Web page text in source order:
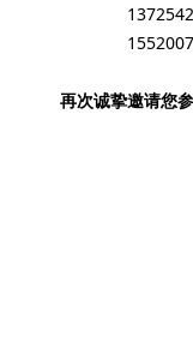
再次诚挚邀请您